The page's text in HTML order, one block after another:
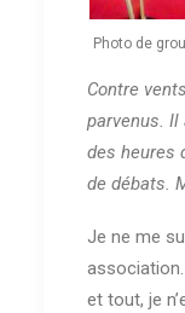
Photo de
Contre
parvenus.
des heures
de débats.
Je ne me
et tout, je